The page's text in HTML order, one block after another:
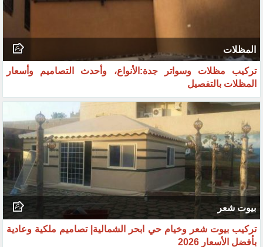
المظلات
تركيب مظلات وسواتر جدة:الأنواع، وأحدث التصاميم وأسعار
المظلات بالتفصيل